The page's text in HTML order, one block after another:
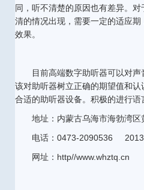
同，听不清楚的原因也有差异。
清的情况出现，需要一定的适应
效果。
目前高端数字助听器可以对
该对助听器树立正确的期望值和
合适的助听器设备。积极的进行
地址：内蒙古乌海市海勃湾
电话：0473-2090536
网址：http//www.whztq.cn